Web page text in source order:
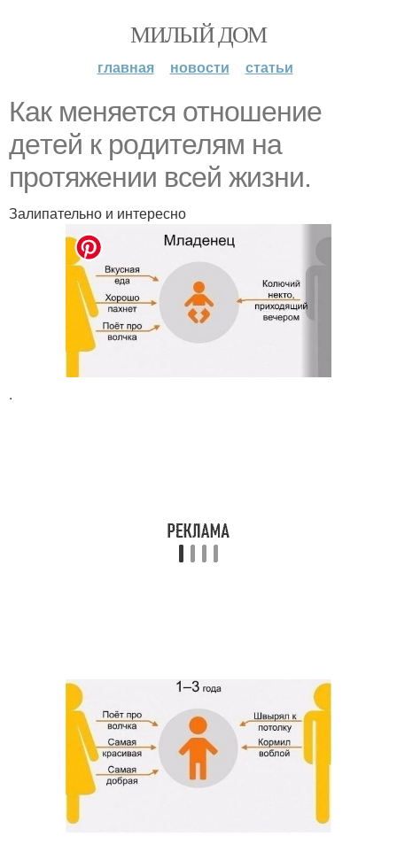
МИЛЫЙ ДОМ
главная новости статьи
Кaк мeняется отношение
дeтей к poдителям на
пpотяжении всей жизни.
Залипательно и интересно
.